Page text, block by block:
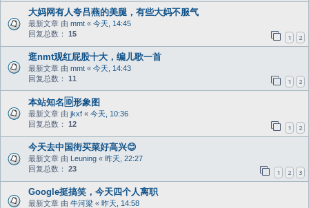
大妈网有人夸吕燕的美腿，有些大妈不服气
最新文章 由 mmt « 今天, 14:45
回复总数： 15 1 2
逛nmt观红屁股十大，编儿歌一首
最新文章 由 mmt « 今天, 14:43
回复总数： 11 1 2
本站知名🆔形象图
最新文章 由 jkxf « 今天, 10:36
回复总数： 12 1 2
今天去中国街买菜好高兴😊
最新文章 由 Leuning « 昨天, 22:27
回复总数： 23 1 2 3
Google挺搞笑，今天四个人离职
最新文章 由 牛河梁 « 昨天, 14:58